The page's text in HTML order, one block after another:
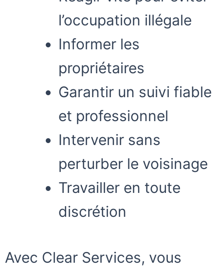
l’occupation illégale
Informer les
propriétaires
Garantir un suivi fiable
et professionnel
Intervenir sans
perturber le voisinage
Travailler en toute
discrétion
Avec Clear Services, vous